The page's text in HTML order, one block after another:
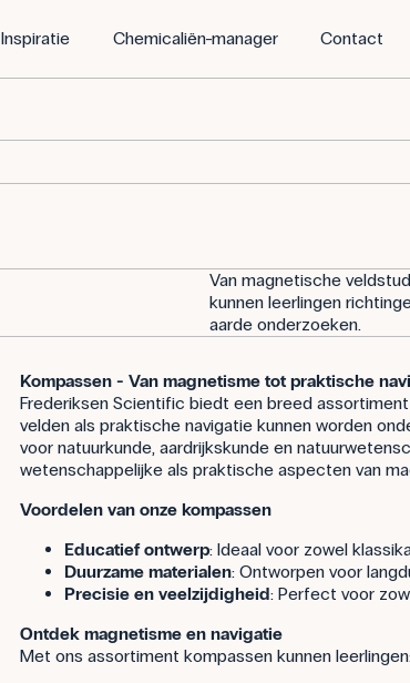
Inspiratie Chemicaliën-manager Contact
Van magnetische
kunnen leerlingen
aarde onderzoeken.
Kompassen - Van magnetisme tot praktische
Frederiksen Scientific biedt een breed
velden als praktische navigatie kunnen worden
voor natuurkunde, aardrijkskunde en
wetenschappelijke als praktische aspecten van
Voordelen van onze kompassen
Educatief ontwerp: Ideaal voor zowel
Duurzame materialen: Ontworpen voor
Precisie en veelzijdigheid: Perfect voor
Ontdek magnetisme en navigatie
Met ons assortiment kompassen kunnen